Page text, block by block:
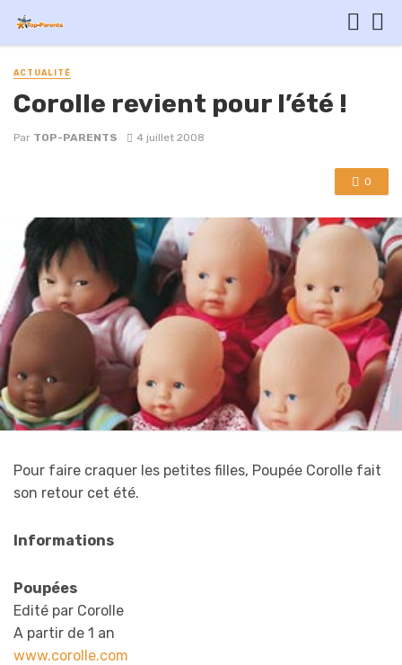
ACTUALITÉ
Corolle revient pour l’été !
Par TOP-PARENTS 4 juillet 2008
0
Pour faire craquer les petites filles, Poupée Corolle fait
son retour cet été.
Informations
Poupées
Edité par Corolle
A partir de 1 an
www.corolle.com